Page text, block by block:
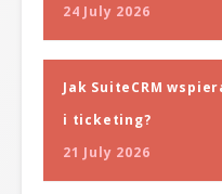
24 July 2026
Jak SuiteCRM
i ticketing?
21 July 2026